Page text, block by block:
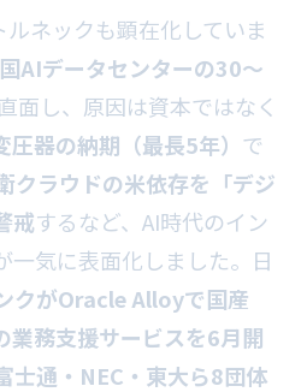
ネックも顕在化していま
AIデータセンターの30〜
面し、原因は資本ではなく
器の納期（最長5年） で
クラウドの米依存を「デジ
戒するなど、AI時代のイン
一気に表面化しました。日
クがOracle Alloyで国産
務支援サービスを6月開
士通・NEC・東大ら8団体